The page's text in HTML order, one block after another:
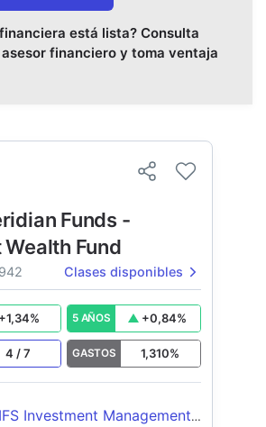
está lista? Consulta
asesor financiero y toma ventaja
Funds -
Fund
Clases disponibles
+1,34% 5 AÑOS +0,84%
4 /7 GASTOS 1,310%
Investment Management